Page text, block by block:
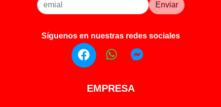
Enviar
Síguenos en nuestras redes sociales
EMPRESA